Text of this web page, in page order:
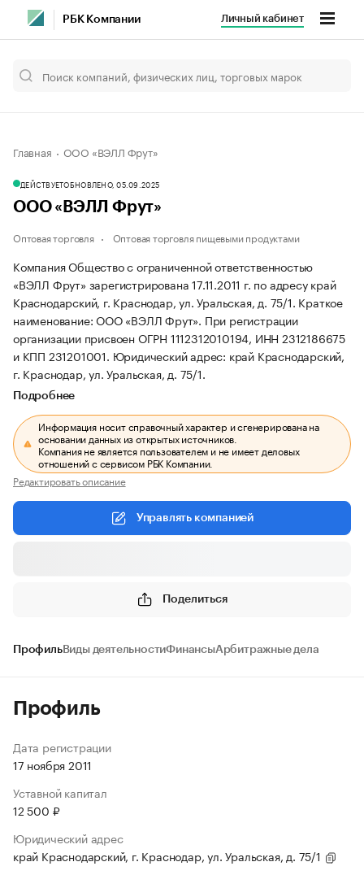
РБК Компании Личный кабинет
Главная ООО «ВЭЛЛ Фрут»
ДЕЙСТВУЕТОБНОВЛЕНО, 05.09.2025
ООО «ВЭЛЛ Фрут»
Оптовая торговля Оптовая торговля пищевыми продуктами
Компания Общество с ограниченной ответственностью
«ВЭЛЛ Фрут» зарегистрирована 17.11.2011 г. по адресу край
Краснодарский, г. Краснодар, ул. Уральская, д. 75/1. Краткое
наименование: ООО «ВЭЛЛ Фрут». При регистрации
организации присвоен ОГРН 1112312010194, ИНН 2312186675
и КПП 231201001. Юридический адрес: край Краснодарский,
г. Краснодар, ул. Уральская, д. 75/1.
Подробнее
Информация носит справочный характер и сгенерирована на
основании данных из открытых источников.
Компания не является пользователем и не имеет деловых
отношений с сервисом РБК Компании.
Редактировать описание
Управлять компанией
Поделиться
ПрофильВиды деятельностиФинансыАрбитражные дела
Профиль
Дата регистрации
17 ноября 2011
Уставной капитал
12 500 ₽
Юридический адрес
край Краснодарский, г. Краснодар, ул. Уральская, д. 75/1